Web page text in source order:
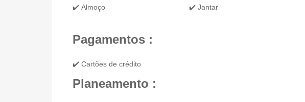
✔️ Almoço ✔️ Jantar
Pagamentos :
✔️ Cartões de crédito
Planeamento :